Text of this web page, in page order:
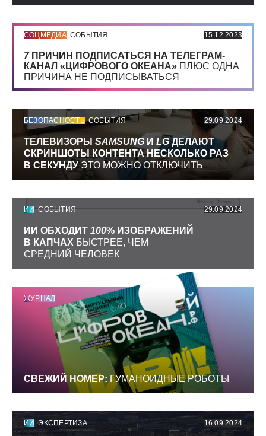
СОЦМЕДИА СОБЫТИЯ 15.12.2023
7 ПРИЧИН ПОДПИСАТЬСЯ НА ТЕЛЕГРАМ-
КАНАЛ «ЦИФРОВОГО ОКЕАНА» ПЛЮС ОДНА
ПРИЧИНА НЕ ПОДПИСЫВАТЬСЯ
БЕЗОПАСНОСТЬ СОБЫТИЯ 29.09.2024
ТЕЛЕВИЗОРЫ SAMSUNG И LGДЕЛАЮТ
СКРИНШОТЫ КОНТЕНТА НЕСКОЛЬКО РАЗ
В СЕКУНДУЭТО МОЖНО ОТКЛЮЧИТЬ
ИИ СОБЫТИЯ 29.09.2024
ИИ ОБХОДИТ 100% ИЗОБРАЖЕНИЙ
В КАПЧАХ БЫСТРЕЕ, ЧЕМ
СРЕДНИЙ ЧЕЛОВЕК
ЖУРНАЛ
СВЕЖИЙ НОМЕР: ГУМАНОИДНЫЕ РОБОТЫ
ИИ ЭКСПЕРТИЗА 16.09.2024